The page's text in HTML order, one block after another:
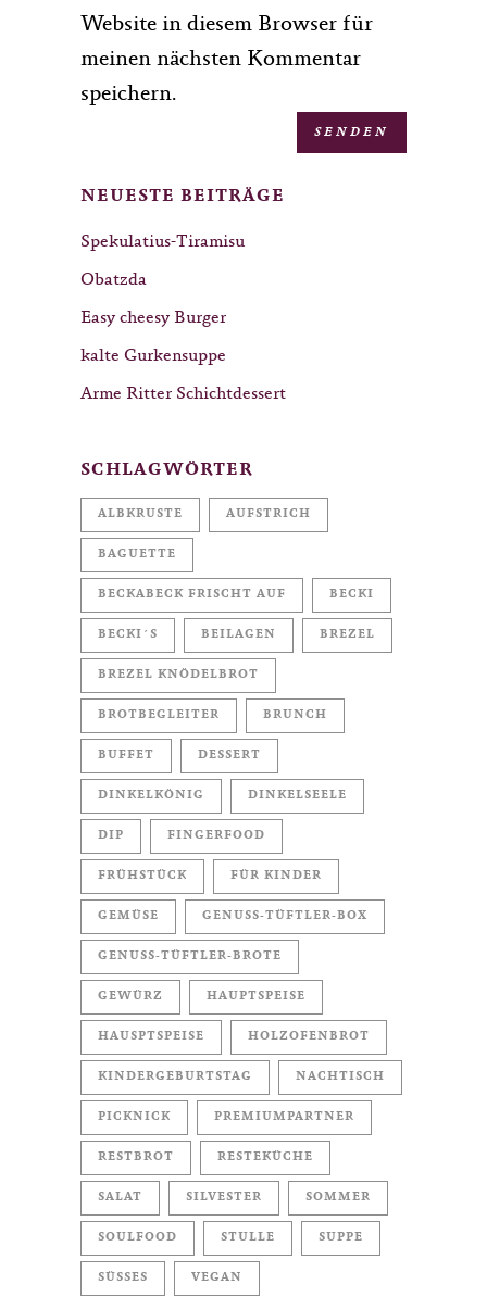
Website in diesem Browser für
meinen nächsten Kommentar
speichern.
NEUESTE BEITRÄGE
Spekulatius-Tiramisu
Obatzda
Easy cheesy Burger
kalte Gurkensuppe
Arme Ritter Schichtdessert
SCHLAGWÖRTER
ALBKRUSTE AUFSTRICH
BAGUETTE
BECKABECK FRISCHT AUF BECKI
BECKI´S BEILAGEN BREZEL
BREZEL KNÖDELBROT
BROTBEGLEITER BRUNCH
BUFFET DESSERT
DINKELKÖNIG DINKELSEELE
DIP FINGERFOOD
FRÜHSTÜCK FÜR KINDER
GEMÜSE GENUSS-TÜFTLER-BOX
GENUSS-TÜFTLER-BROTE
GEWÜRZ HAUPTSPEISE
HAUSPTSPEISE HOLZOFENBROT
KINDERGEBURTSTAG NACHTISCH
PICKNICK PREMIUMPARTNER
RESTBROT RESTEKÜCHE
SALAT SILVESTER SOMMER
SOULFOOD STULLE SUPPE
SÜSSES VEGAN